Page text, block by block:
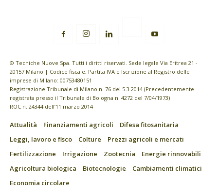
© Tecniche Nuove Spa. Tutti i diritti riservati. Sede legale Via Eritrea 21 -
20157 Milano | Codice fiscale, Partita IVA e Iscrizione al Registro delle
imprese di Milano: 00753480151
Registrazione Tribunale di Milano n. 76 del 5.3.2014 (Precedentemente
registrata presso il Tribunale di Bologna n. 4272 del 7/04/1973)
ROC n. 24344 dell’11 marzo 2014
Attualità Finanziamenti agricoli
Difesa fitosanitaria
Leggi, lavoro e fisco
Colture
Prezzi agricoli e mercati
Fertilizzazione
Irrigazione Zootecnia
Energie rinnovabili
Agricoltura biologica
Biotecnologie
Cambiamenti climatici
Economia circolare